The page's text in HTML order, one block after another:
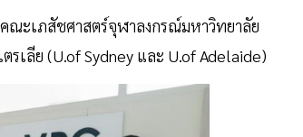
ณะเภสัชศาสตร์จุฬาลงกรณ์มหาวิทยาลัย
เลีย (U.of Sydney และ U.of Adelaide)